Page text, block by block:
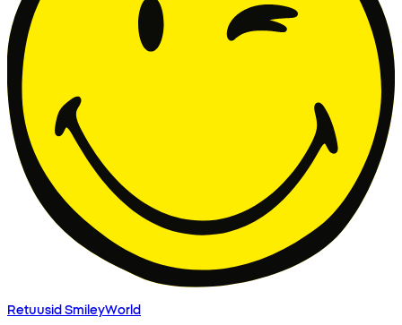
Retuusid SmileyWorld